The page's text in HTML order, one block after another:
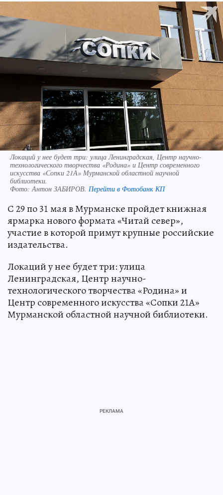
Локаций у нее будет три: улица Ленинградская, Центр научно-
технологического творчества «Родина» и Центр современного
искусства «Сопки 21А» Мурманской областной научной
библиотеки.
Фото:Антон ЗАБИРОВ. Перейти в Фотобанк КП
С 29 по 31 мая в Мурманске пройдет книжная
ярмарка нового формата «Читай север»,
участие в которой примут крупные российские
издательства.
Локаций у нее будет три: улица
Ленинградская, Центр научно-
технологического творчества «Родина» и
Центр современного искусства «Сопки 21А»
Мурманской областной научной библиотеки.